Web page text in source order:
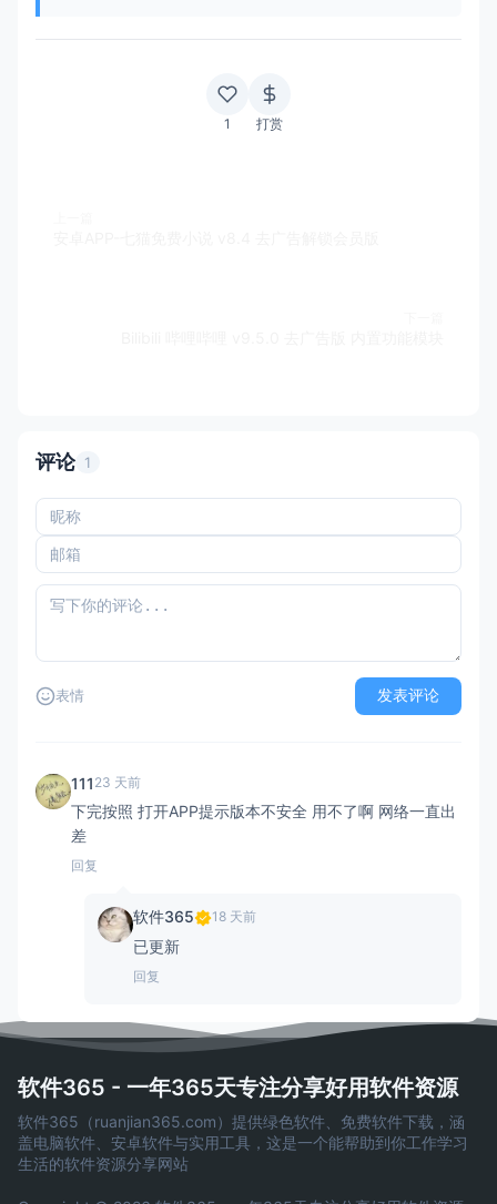
1 打赏
评论 1
表情 发表评论
111 23 天前
下完按照 打开APP提示版本不安全 用不了啊 网络一直出
差
回复
软件365 18 天前
已更新
回复
软件365 - 一年365天专注分享好用软件资源
软件365（ruanjian365.com）提供绿色软件、免费软件下载，涵
盖电脑软件、安卓软件与实用工具，这是一个能帮助到你工作学习
生活的软件资源分享网站